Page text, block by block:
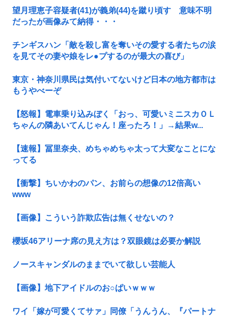
望月理恵子容疑者(41)が義弟(44)を蹴り頃す 意味不明
だったが画像みて納得・・・
チンギスハン「敵を殺し富を奪いその愛する者たちの涙
を見てその妻や娘をレ●プするのが最大の喜び」
東京・神奈川県民は気付いてないけど日本の地方都市は
もうやべーぞ
【怒報】電車乗り込みぼく「おっ、可愛いミニスカＯＬ
ちゃんの隣あいてんじゃん！座ったろ！」→結果w...
【速報】冨里奈央、めちゃめちゃ太って大変なことにな
ってる
【衝撃】ちいかわのパン、お前らの想像の12倍高い
www
【画像】こういう詐欺広告は無くせないの？
櫻坂46アリーナ席の見え方は？双眼鏡は必要か解説
ノースキャンダルのままでいて欲しい芸能人
【画像】地下アイドルのお○ぱいｗｗｗ
ワイ「嫁が可愛くてサァ」同僚「うんうん、『パートナ